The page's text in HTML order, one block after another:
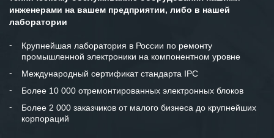
и доверительные партнерские
отношения и искренне желаем
«Инженерной компании «555» долгих
инженерами на вашем предприятии, либо в нашей
лаборатории
Крупнейшая лаборатория в России по ремонту
промышленной электроники на компонентном уровне
Международный сертификат стандарта IPC
Более 10 000 отремонтированных электронных блоков
Более 2 000 заказчиков от малого бизнеса до крупнейших
корпораций